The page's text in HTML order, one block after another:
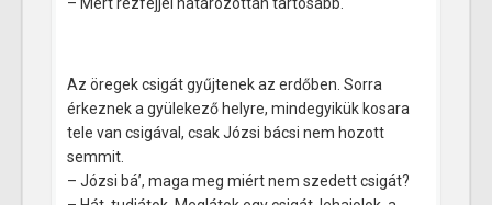
Az öregek csigát gyűjtenek az erdőben. Sorra
érkeznek a gyülekező helyre, mindegyikük kosara
tele van csigával, csak Józsi bácsi nem hozott
semmit.
– Józsi bá’, maga meg miért nem szedett csigát?